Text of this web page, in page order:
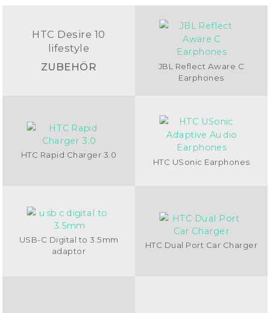
HTC Desire 10
lifestyle
ZUBEHÖR
JBL Reflect Aware C
Earphones
HTC Rapid Charger 3.0
HTC USonic Earphones
USB-C Digital to 3.5mm
adaptor
HTC Dual Port Car Charger